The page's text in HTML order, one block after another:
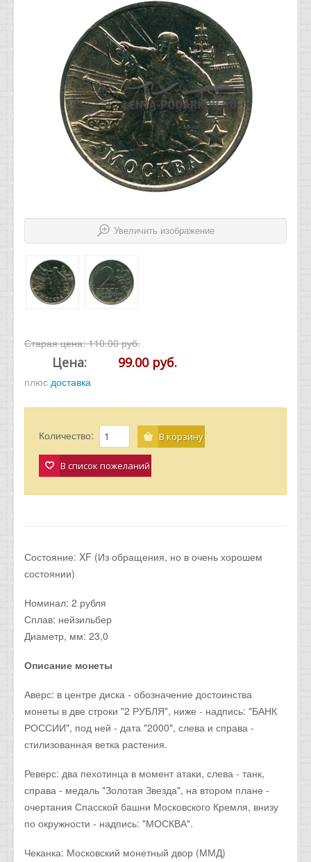
Увеличить изображение
Старая цена:110.00 руб.
Цена: 99.00 руб.
плюс доставка
Количество: В корзину
В список пожеланий
Состояние: XF (Из обращения, но в очень хорошем
состоянии)
Номинал: 2 рубля
Сплав: нейзильбер
Диаметр, мм: 23,0
Описание монеты
Аверс: в центре диска - обозначение достоинства
монеты в две строки "2 РУБЛЯ", ниже - надпись: "БАНК
РОССИИ", под ней - дата "2000", слева и справа -
стилизованная ветка растения.
Реверс: два пехотинца в момент атаки, слева - танк,
справа - медаль "Золотая Звезда", на втором плане -
очертания Спасской башни Московского Кремля, внизу
по окружности - надпись: "МОСКВА".
Чеканка: Московский монетный двор (ММД)